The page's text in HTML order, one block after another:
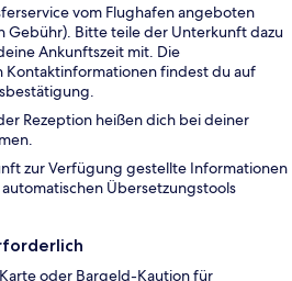
vom Flughafen angeboten
Gebühr). Bitte teile der Unterkunft dazu
Ankunftszeit mit. Die
Kontaktinformationen findest du auf
Rezeption heißen dich bei deiner
zur Verfügung gestellte Informationen
Übersetzungstools
oder Bargeld-Kaution für